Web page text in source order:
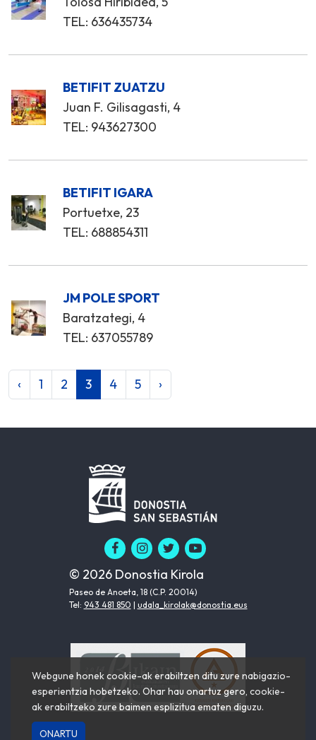
TEL: 636435734
BETIFIT ZUATZU
Juan F. Gilisagasti, 4
TEL: 943627300
BETIFIT IGARA
Portuetxe, 23
TEL: 688854311
JM POLE SPORT
Baratzategi, 4
TEL: 637055789
‹ 1 2 3 4 5 ›
© 2026 Donostia Kirola
Paseo de Anoeta, 18 (C.P. 20014)
Tel: 943 481 850 | udala_kirolak@donostia.eus
Webgune honek cookie-ak erabiltzen ditu zure nabigazio-
esperientzia hobetzeko. Ohar hau onartuz gero, cookie-
ak erabiltzeko zure baimen esplizitua ematen diguzu.
ONARTU